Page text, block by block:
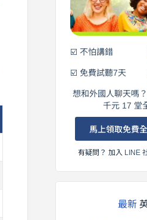
☑️ 不怕講錯
☑️ 免費試聽7天
想和外國人聊天嗎
千元 17 堂
馬上領取免費
有疑問？ 加入 LINE
最新